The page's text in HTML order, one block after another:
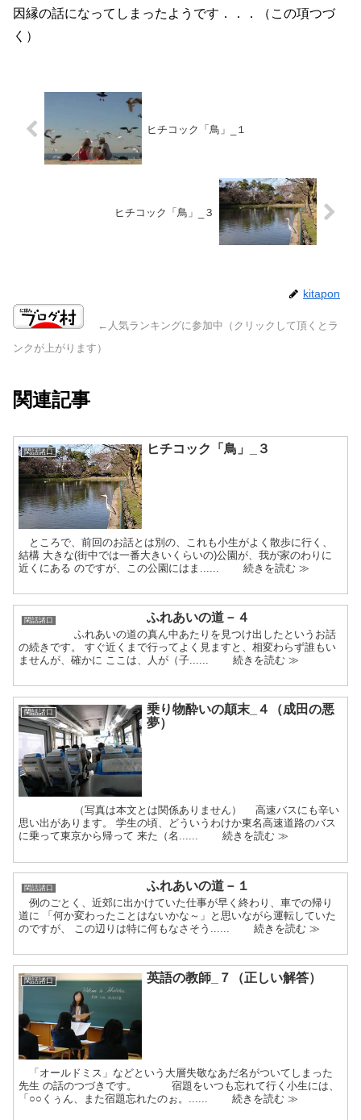
因縁の話になってしまったようです．．．（この項つづ
く）
ヒチコック「鳥」_１
ヒチコック「鳥」_３
kitapon
←人気ランキングに参加中（クリックして頂くとラ
ンクが上がります）
関連記事
閑話諸口 ヒチコック「鳥」_３
ところで、前回のお話とは別の、これも小生がよく散歩に行く、
結構 大きな(街中では一番大きいくらいの)公園が、我が家のわりに
近くにある のですが、この公園にはま...... 続きを読む ≫
閑話諸口 ふれあいの道－４
ふれあいの道の真ん中あたりを見つけ出したというお話
の続きです。 すぐ近くまで行ってよく見ますと、相変わらず誰もい
ませんが、確かに ここは、人が（子...... 続きを読む ≫
閑話諸口
乗り物酔いの顛末_４（成田の悪
夢）
（写真は本文とは関係ありません） 高速バスにも辛い
思い出があります。 学生の頃、どういうわけか東名高速道路のバス
に乗って東京から帰って 来た（名...... 続きを読む ≫
閑話諸口 ふれあいの道－１
例のごとく、近郊に出かけていた仕事が早く終わり、車での帰り
道に 「何か変わったことはないかな～」と思いながら運転していた
のですが、 この辺りは特に何もなさそう...... 続きを読む ≫
閑話諸口 英語の教師_７（正しい解答）
「オールドミス」などという大層失敬なあだ名がついてしまった
先生 の話のつづきです。 宿題をいつも忘れて行く小生には、
「○○くぅん、また宿題忘れたのぉ。...... 続きを読む ≫